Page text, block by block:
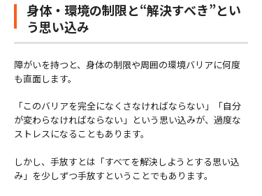
身体・環境の制限と“解決すべき”とい
う思い込み
障がいを持つと、身体の制限や周囲の環境バリアに何度
も直面します。
「このバリアを完全になくさなければならない」「自分
が変わらなければならない」という思い込みが、過度な
ストレスになることもあります。
しかし、手放すとは「すべてを解決しようとする思い込
み」を少しずつ手放すということでもあります。